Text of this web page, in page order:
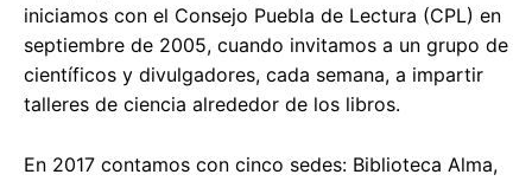
iniciamos con el Consejo Puebla de Lectura (CPL) en
septiembre de 2005, cuando invitamos a un grupo de
científicos y divulgadores, cada semana, a impartir
talleres de ciencia alrededor de los libros.
En 2017 contamos con cinco sedes: Biblioteca Alma,